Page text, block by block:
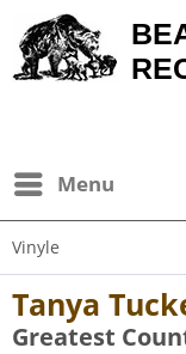
Menu
Vinyle
Tanya
Greatest